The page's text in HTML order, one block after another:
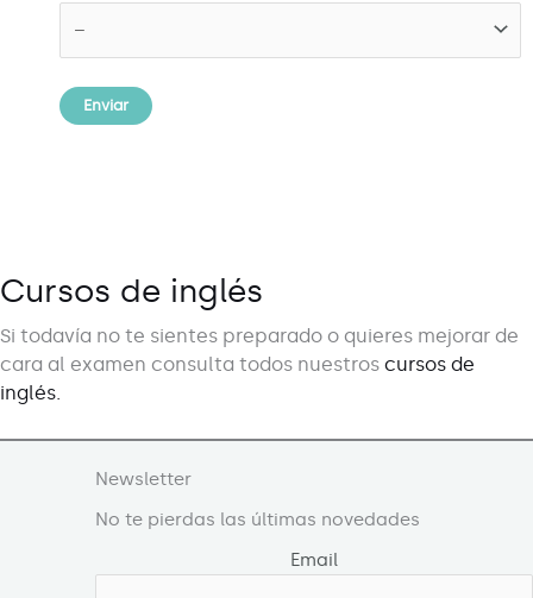
Cursos de inglés
Si todavía no te sientes preparado o quieres mejorar de
cara al examen consulta todos nuestros cursos de
inglés.
Newsletter
No te pierdas las últimas novedades
Email